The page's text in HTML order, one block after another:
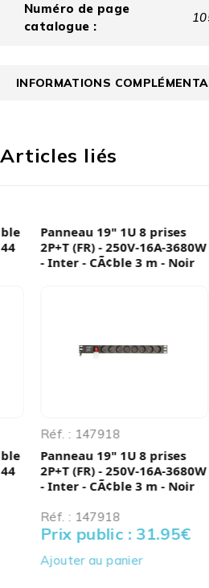
Numéro de page
catalogue :
INFORMATIONS
Articles liés
Panneau 19" 1U 8 prises
2P+T (FR) - 250V-16A-3680W
- Inter - CÃ¢ble 3 m - Noir
Réf. : 147918
Panneau 19" 1U 8 prises
2P+T (FR) - 250V-16A-3680W
- Inter - CÃ¢ble 3 m - Noir
Réf. : 147918
Prix public : 31.95€
Ajouter au panier